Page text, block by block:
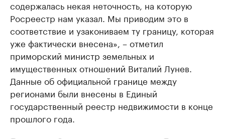
содержалась некая неточность, на которую
Росреестр нам указал. Мы приводим это в
соответствие и узакониваем ту границу, которая
уже фактически внесена», – отметил
приморский министр земельных и
имущественных отношений Виталий Лунев.
Данные об официальной границе между
регионами были внесены в Единый
государственный реестр недвижимости в конце
прошлого года.